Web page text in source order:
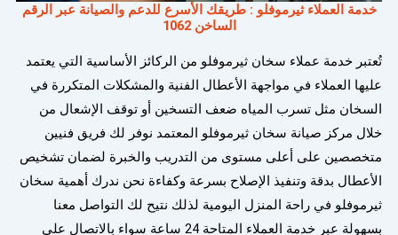
خدمة العملاء ثيرموفلو : طريقك الأسرع للدعم والصيانة عبر الرقم
الساخن 1062
تُعتبر خدمة عملاء سخان ثيرموفلو من الركائز الأساسية التي يعتمد
عليها العملاء في مواجهة الأعطال الفنية والمشكلات المتكررة في
السخان مثل تسرب المياه ضعف التسخين أو توقف الإشعال من
خلال مركز صيانة سخان ثيرموفلو المعتمد نوفر لك فريق فنيين
متخصصين على أعلى مستوى من التدريب والخبرة لضمان تشخيص
الأعطال بدقة وتنفيذ الإصلاح بسرعة وكفاءة نحن ندرك أهمية سخان
ثيرموفلو في راحة المنزل اليومية لذلك نتيح لك التواصل معنا
بسهولة عبر خدمة العملاء المتاحة 24 ساعة سواء بالاتصال على